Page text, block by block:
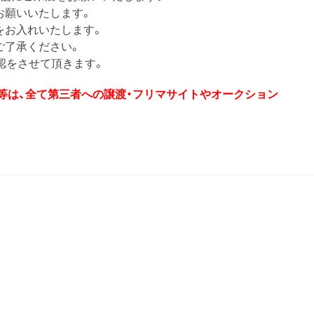
いいたします。
入れいたします。
承ください。
させて頂きます。
は、全て第三者への譲渡・フリマサイトやオークション